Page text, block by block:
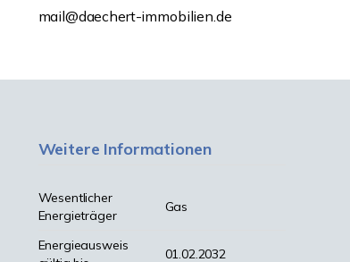
mail@daechert-immobilien.de
Weitere Informationen
Wesentlicher
Energieträger
Gas
Energieausweis
01.02.2032